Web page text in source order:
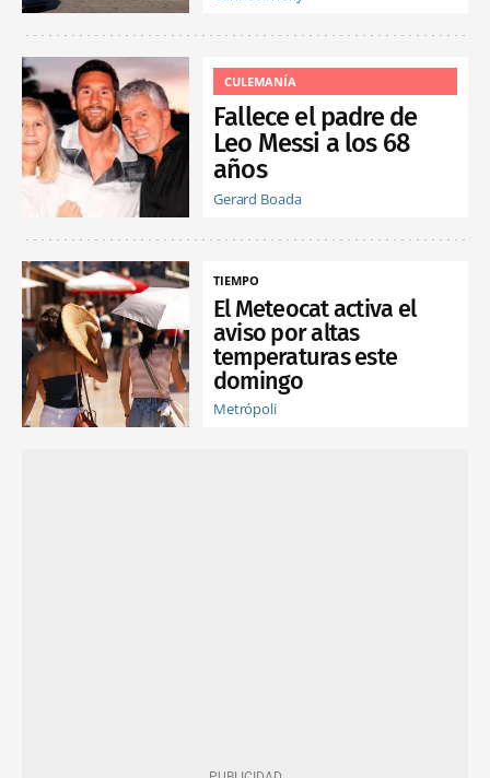
CULEMANÍA
Fallece el padre de
Leo Messi a los 68
años
Gerard Boada
TIEMPO
El Meteocat activa el
aviso por altas
temperaturas este
domingo
Metrópoli